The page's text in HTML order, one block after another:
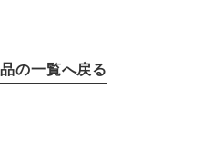
の一覧へ戻る